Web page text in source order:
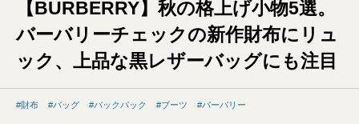
【BURBERRY】秋の格上げ小物5選。
バーバリーチェックの新作財布にリュ
ック、上品な黒レザーバッグにも注目
財布 バッグ バックパック ブーツ バーバリー